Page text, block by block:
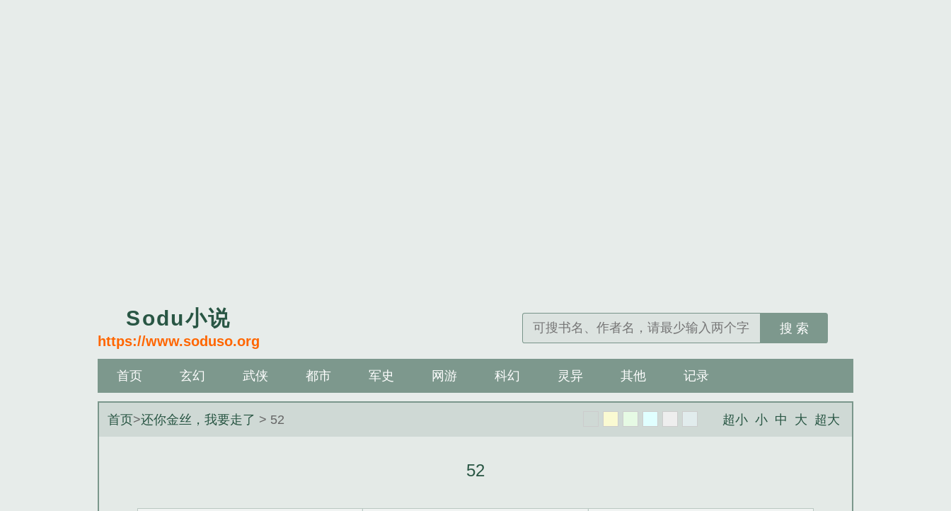
Sodu小说
https://www.soduso.org
搜 索
首页 玄幻 武侠 都市 军史 网游 科幻 灵异 其他 记录
首页>还你金丝，我要走了 > 52 超小 小 中 大 超大
52